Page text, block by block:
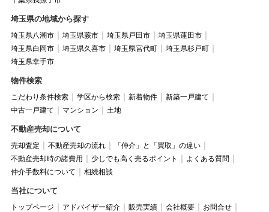
埼玉県の地域から探す
埼玉県八潮市 埼玉県蕨市 埼玉県戸田市
埼玉県蓮田市
埼玉県白岡市
埼玉県久喜市 埼玉県宮代町
埼玉県杉戸町
埼玉県幸手市
物件検索
こだわり条件検索 学区から検索 新着物件
新築一戸建て
中古一戸建て
マンション 土地
不動産売却について
売却査定 不動産売却の流れ
「仲介」と「買取」の違い
不動産売却時の諸費用
少しでも高く売るポイント
よくある質問
仲介手数料について
相続相談
当社について
トップページ アドバイザー紹介 販売実績 会社概要
お問合せ